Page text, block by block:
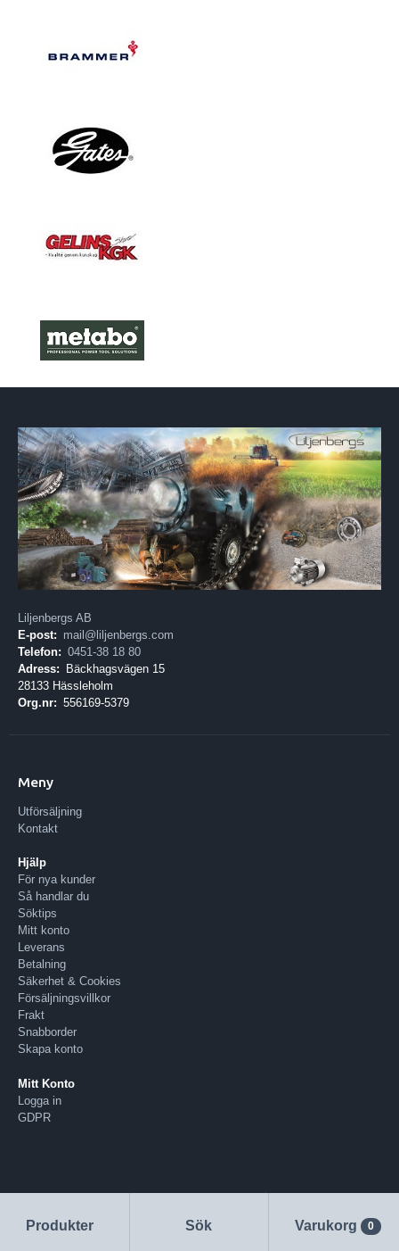
Produkter Sök Varukorg 0
Liljenbergs AB
E-post: mail@liljenbergs.com
Telefon: 0451-38 18 80
Adress:
Bäckhagsvägen 15
28133 Hässleholm
Org.nr: 556169-5379
Meny
Utförsäljning
Kontakt
Hjälp
För nya kunder
Så handlar du
Söktips
Mitt konto
Leverans
Betalning
Säkerhet & Cookies
Försäljningsvillkor
Frakt
Snabborder
Skapa konto
Mitt Konto
Logga in
GDPR